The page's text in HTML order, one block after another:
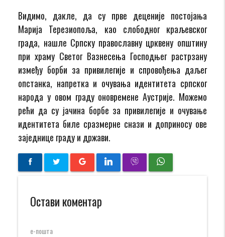
Видимо, дакле, да су прве деценије постојања
Марија Терезиопоља, као слободног краљевског
града, нашле Српску православну црквену општину
при храму Светог Вазнесења Господњег растрзану
између борби за привилегије и спровођења даљег
опстанка, напретка и очувања идентитета српског
народа у овом граду оновремене Аустрије. Можемо
рећи да су јачина борбе за привилегије и очување
идентитета биле сразмерне снази и доприносу ове
заједнице граду и држави.
Остави коментар
е-пошта